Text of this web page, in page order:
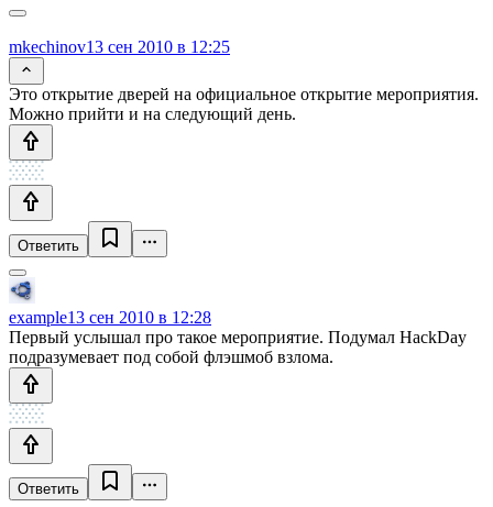
mkechinov13 сен 2010 в 12:25
Это открытие дверей на официальное открытие мероприятия.
Можно прийти и на следующий день.
Ответить
example13 сен 2010 в 12:28
Первый услышал про такое мероприятие. Подумал HackDay
подразумевает под собой флэшмоб взлома.
Ответить